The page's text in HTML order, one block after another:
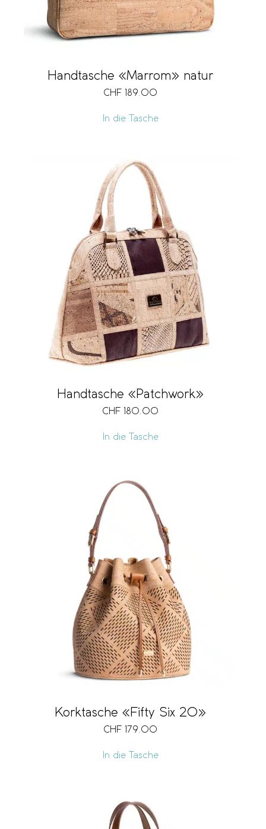
Handtasche «Marrom» natur
CHF 189.00
In die Tasche
Handtasche «Patchwork»
CHF 180.00
In die Tasche
Korktasche «Fifty Six 20»
CHF 179.00
In die Tasche